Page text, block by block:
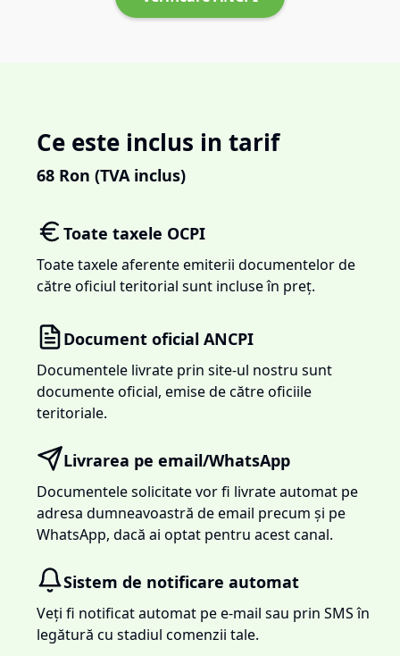
Ce este inclus in tarif
68 Ron (TVA inclus)
Toate taxele OCPI
Toate taxele aferente emiterii documentelor de
către oficiul teritorial sunt incluse în preț.
Document oficial ANCPI
Documentele livrate prin site-ul nostru sunt
documente oficial, emise de către oficiile
teritoriale.
Livrarea pe email/WhatsApp
Documentele solicitate vor fi livrate automat pe
adresa dumneavoastră de email precum și pe
WhatsApp, dacă ai optat pentru acest canal.
Sistem de notificare automat
Veți fi notificat automat pe e-mail sau prin SMS în
legătură cu stadiul comenzii tale.